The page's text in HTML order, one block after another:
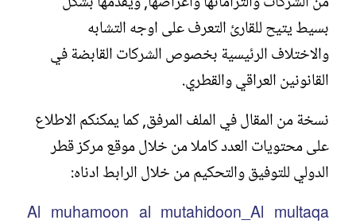
بسيط يتيح للقارئ التعرف على اوجه التشابه
والاختلاف الرئيسية بخصوص الشركات القابضة في
القانونين العراقي والقطري.
نسخة من المقال في الملف المرفق, كما يمكنكم الاطلاع
على محتويات العدد كاملا من خلال موقع مركز قطر
الدولي للتوفيق والتحكيم من خلال الرابط ادناه:
Al muhamoon al mutahidoon_Al multaqa